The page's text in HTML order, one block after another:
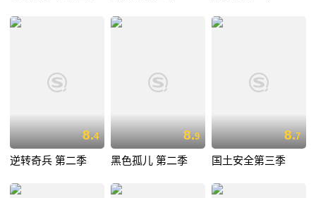
8.4
逆转奇兵 第二季
8.9
黑色孤儿 第二季
8.7
国土安全第三季